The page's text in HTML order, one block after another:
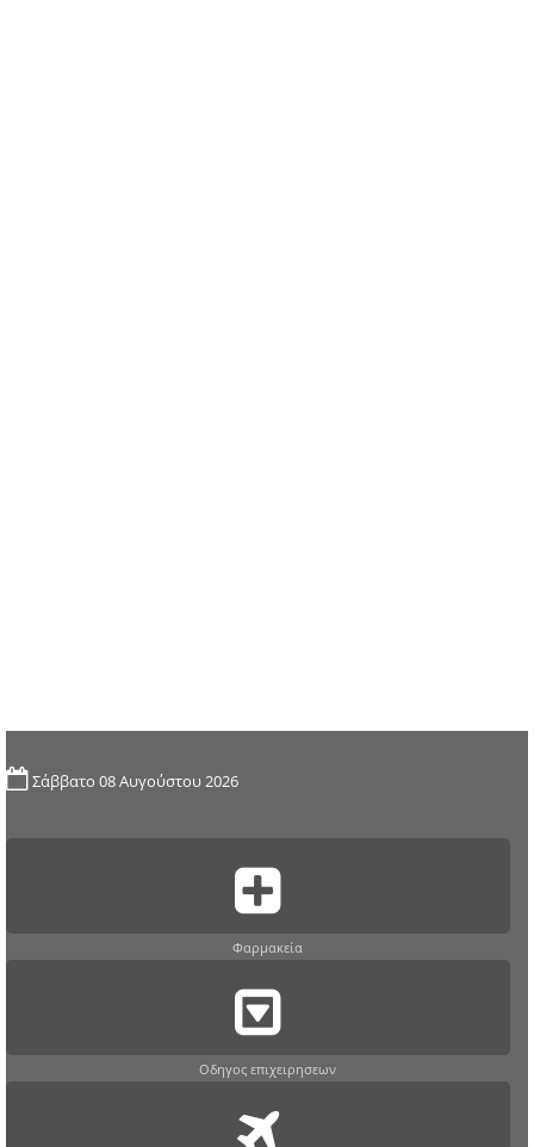
Σάββατο 08 Αυγούστου 2026
Φαρμακεία
Οδηγος επιχειρησεων